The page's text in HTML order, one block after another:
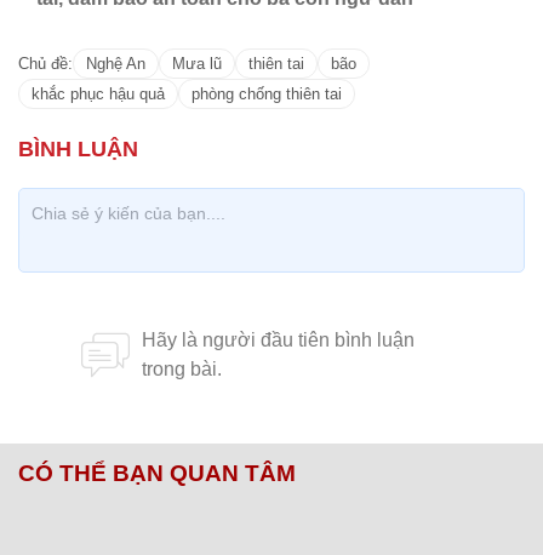
Chủ đề: Nghệ An Mưa lũ thiên tai
bão
khắc phục hậu quả
phòng chống thiên tai
CÓ THỂ BẠN QUAN TÂM